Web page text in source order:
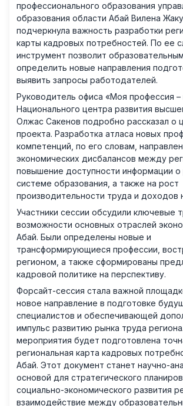
профессионального образования
образования области Абай Вилена
подчеркнула важность разработки
карты кадровых потребностей. По ее
инструмент позволит
определить новые направления
выявить запросы работодателей.
Руководитель офиса «Моя профессия
Национального центра развития
Олжас Сакенов подробно рассказал о
проекта. Разработка атласа новых
компетенций, по его словам,
экономических дисбалансов между
повышение доступности информации о
системе образования, а также на рост
производительности труда и доходов
Участники сессии обсудили ключевые
возможности основных отраслей
Абай. Были определены новые и
трансформирующиеся профессии,
регионом, а также сформированы
кадровой политике на перспективу.
Форсайт-сессия стала важной
новое направление в подготовке
специалистов и обеспечивающей
импульс развитию рынка труда
мероприятия будет подготовлена
региональная карта кадровых
Абай. Этот документ станет научно-
основой для стратегического
социально-экономического развития
взаимодействие между